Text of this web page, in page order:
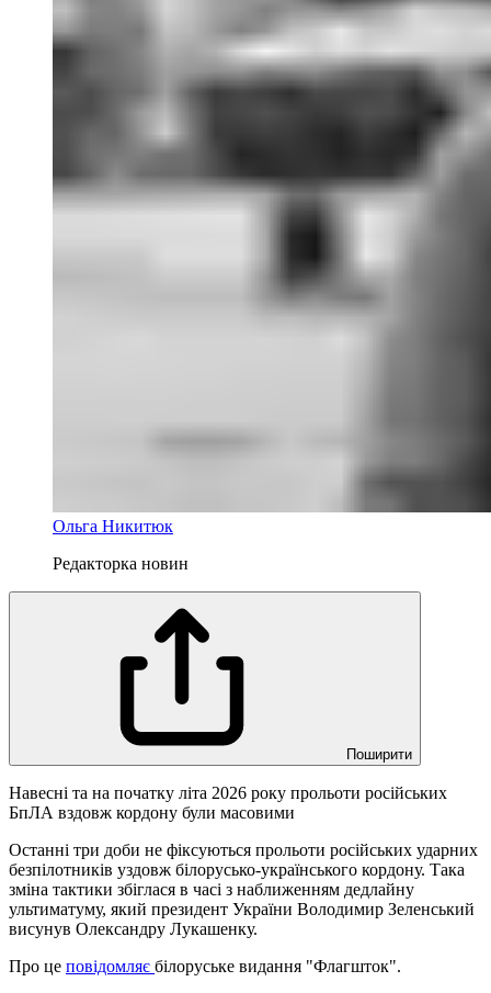
Ольга Никитюк
Редакторка новин
Поширити
Навесні та на початку літа 2026 року прольоти російських
БпЛА вздовж кордону були масовими
Останні три доби не фіксуються прольоти російських ударних
безпілотників уздовж білорусько-українського кордону. Така
зміна тактики збіглася в часі з наближенням дедлайну
ультиматуму, який президент України Володимир Зеленський
висунув Олександру Лукашенку.
Про це повідомляє білоруське видання "Флагшток".